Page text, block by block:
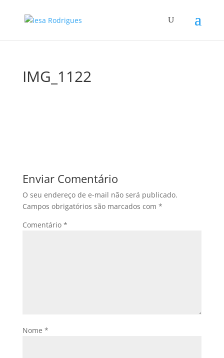
IMG_1122
Enviar Comentário
O seu endereço de e-mail não será publicado.
Campos obrigatórios são marcados com *
Comentário *
Nome *